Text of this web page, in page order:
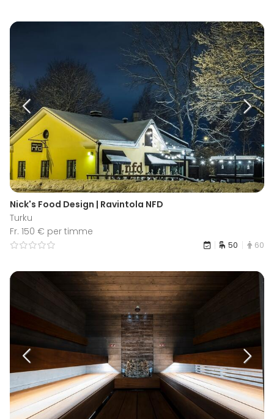
Nick's Food Design | Ravintola NFD
Turku
Fr. 150 € per timme
50 60